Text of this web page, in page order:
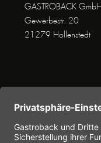
GASTROBACK GmbH
Gewerbestr. 20
21279 Hollenstedt